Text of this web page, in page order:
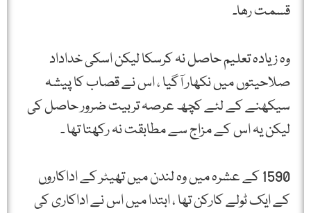
قسمت رھا۔
وہ زیادہ تعلیم حاصل نہ کرسکا لیکن اسکی خداداد
صلاحیتوں میں نکھار آگیا ، اس نے قصاب کا پیشہ
سیکھنے کے لئے کچھ عرصہ تربیت ضرور حاصل کی
لیکن یہ اس کے مزاج سے مطابقت نہ رکھتا تھا ۔
1590 کے عشرہ میں وہ لندن میں تھیٹر کے اداکاروں
کے ایک ٹولے کارکن تھا ، ابتدا میں اس نے اداکاری کی